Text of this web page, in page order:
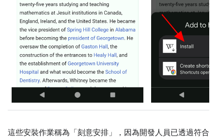
這些安裝作業稱為「刻意安排」，因為開發人員已透過符合